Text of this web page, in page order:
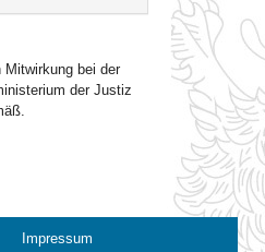
Dokument
bei der
der Justiz
Impressum